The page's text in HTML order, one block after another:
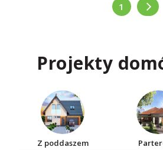
1
Projekty
Z poddaszem